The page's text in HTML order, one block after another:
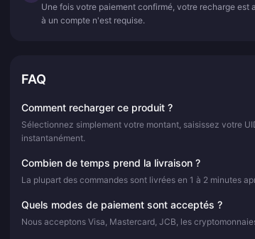
Une fois votre paiement confirmé, votre recharge
à un compte n'est requise.
FAQ
Comment recharger ce produit ?
Sélectionnez simplement votre montant, saisissez votre
instantanément.
Combien de temps prend la livraison ?
La plupart des commandes sont livrées en 1 à 2 minutes
Quels modes de paiement sont acceptés ?
Nous acceptons Visa, Mastercard, JCB, les